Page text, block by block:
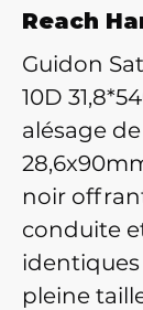
Reach
Guidon
10D
alésage
noir
conduite
identiques
pleine